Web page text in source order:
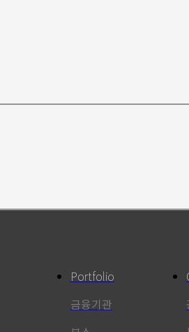
Portfolio
금융기관